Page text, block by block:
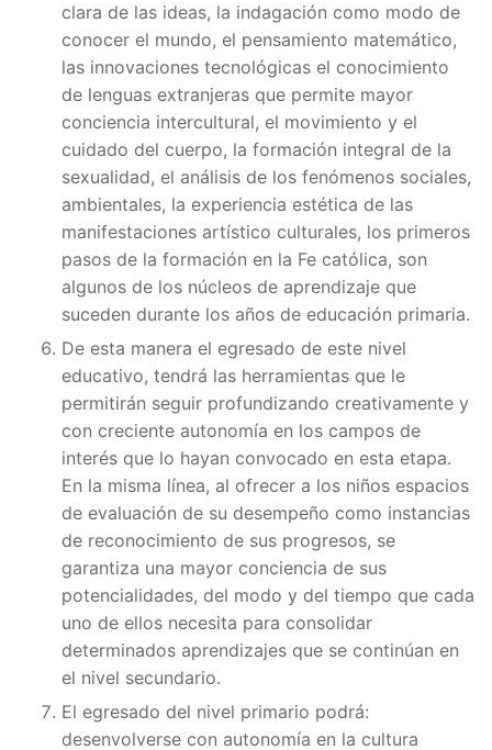
clara de las ideas, la indagación como modo de
conocer el mundo, el pensamiento matemático,
las innovaciones tecnológicas el conocimiento
de lenguas extranjeras que permite mayor
conciencia intercultural, el movimiento y el
cuidado del cuerpo, la formación integral de la
sexualidad, el análisis de los fenómenos sociales,
ambientales, la experiencia estética de las
manifestaciones artístico culturales, los primeros
pasos de la formación en la Fe católica, son
algunos de los núcleos de aprendizaje que
suceden durante los años de educación primaria.
De esta manera el egresado de este nivel
educativo, tendrá las herramientas que le
permitirán seguir profundizando creativamente y
con creciente autonomía en los campos de
interés que lo hayan convocado en esta etapa.
En la misma línea, al ofrecer a los niños espacios
de evaluación de su desempeño como instancias
de reconocimiento de sus progresos, se
garantiza una mayor conciencia de sus
potencialidades, del modo y del tiempo que cada
uno de ellos necesita para consolidar
determinados aprendizajes que se continúan en
el nivel secundario.
El egresado del nivel primario podrá:
desenvolverse con autonomía en la cultura